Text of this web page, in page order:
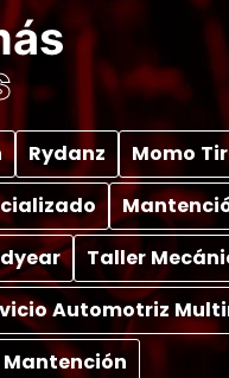
Rydanz Momo
Taller
Automotriz